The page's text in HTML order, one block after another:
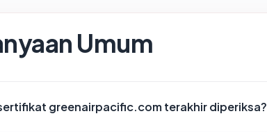
Umum
greenairpacific.com terakhir diperiksa?